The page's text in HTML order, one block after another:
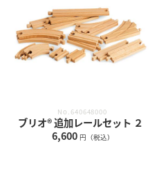
No.640648000
ブリオ® 追加レールセット ２
6,600 円（税込）